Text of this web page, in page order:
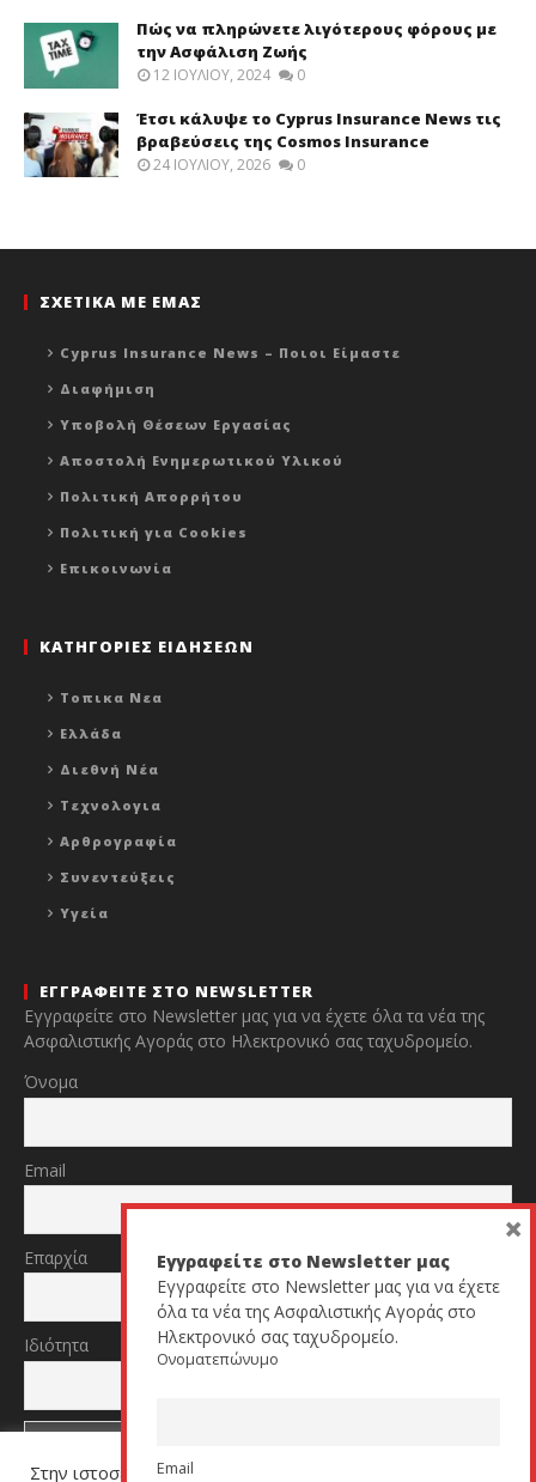
Πώς να πληρώνετε λιγότερους φόρους με
την Ασφάλιση Ζωής
12 ΙΟΥΛΊΟΥ, 2024 0
Έτσι κάλυψε το Cyprus Insurance News τις
βραβεύσεις της Cosmos Insurance
24 ΙΟΥΛΊΟΥ, 2026 0
ΣΧΕΤΙΚΑ ΜΕ ΕΜΑΣ
Cyprus Insurance News – Ποιοι Είμαστε
Διαφήμιση
Υποβολή Θέσεων Εργασίας
Αποστολή Ενημερωτικού Υλικού
Πολιτική Απορρήτου
Πολιτική για Cookies
Επικοινωνία
ΚΑΤΗΓΟΡΙΕΣ ΕΙΔΗΣΕΩΝ
Τοπικα Νεα
Ελλάδα
Διεθνή Νέα
Τεχνολογια
Αρθρογραφία
Συνεντεύξεις
Υγεία
ΕΓΓΡΑΦΕΙΤΕ ΣΤΟ NEWSLETTER
Εγγραφείτε στο Newsletter μας για να έχετε όλα τα νέα της
Ασφαλιστικής Αγοράς στο Ηλεκτρονικό σας ταχυδρομείο.
Όνομα
Email
Επαρχία
Ιδιότητα
Στην ιστοσελίδα μας χρησιμοποιούμε cookies για να σας
Εγγραφείτε στο Newsletter μας
Εγγραφείτε στο Newsletter μας για να έχετε
όλα τα νέα της Ασφαλιστικής Αγοράς στο
Ηλεκτρονικό σας ταχυδρομείο.
Ονοματεπώνυμο
Email
×